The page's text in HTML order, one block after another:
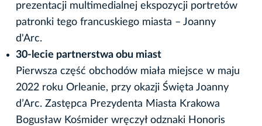
prezentacji multimedialnej ekspozycji portretów
patronki tego francuskiego miasta – Joanny
d'Arc.
30-lecie partnerstwa obu miast
Pierwsza część obchodów miała miejsce w maju
2022 roku Orleanie, przy okazji Święta Joanny
d’Arc. Zastępca Prezydenta Miasta Krakowa
Bogusław Kośmider wręczył odznaki Honoris